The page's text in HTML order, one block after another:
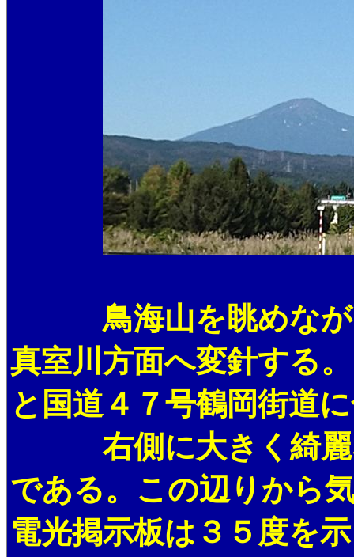
鳥海山を眺めながら
真室川方面へ変針する
と国道４７号鶴岡街道
右側に大きく綺麗な
である。この辺りから
電光掲示板は３５度を